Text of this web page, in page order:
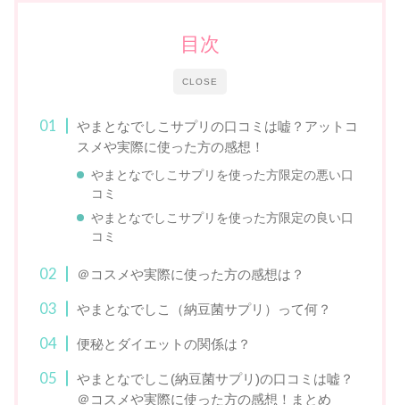
CLOSE
目次
やまとなでしこサプリの口コミは嘘？アットコ
スメや実際に使った方の感想！
やまとなでしこサプリを使った方限定の悪い口
コミ
やまとなでしこサプリを使った方限定の良い口
コミ
＠コスメや実際に使った方の感想は？
やまとなでしこ（納豆菌サプリ）って何？
便秘とダイエットの関係は？
やまとなでしこ(納豆菌サプリ)の口コミは嘘？
＠コスメや実際に使った方の感想！まとめ